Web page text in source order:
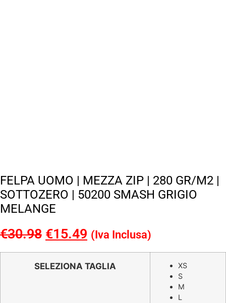
FELPA UOMO | MEZZA ZIP | 280 GR/M2 |
SOTTOZERO | 50200 SMASH GRIGIO
MELANGE
€30.98 Il
prezzo
originale
€15.49 Il
prezzo
attuale
(Iva Inclusa)
SELEZIONA TAGLIA
XS
S
M
L